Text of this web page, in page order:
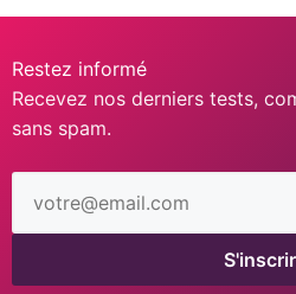
Restez informé
Recevez nos derniers tests,
sans spam.
email